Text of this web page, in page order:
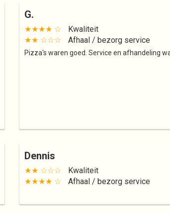
G.
★★★★ ☆
Kwaliteit
★★ ☆☆☆
Afhaal / bezorg service
Pizza's waren goed. Service en afhandeling
Dennis
★★ ☆☆☆
Kwaliteit
★★★★ ☆
Afhaal / bezorg service